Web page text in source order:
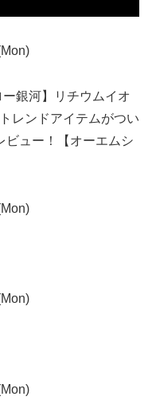
銀河】リチウムイオ
レンドアイテムがつい
ビュー！【オーエムシ